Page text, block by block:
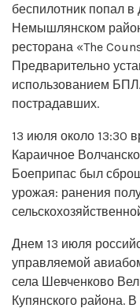
беспилотник попал
Немышлянском
ресторана «The
Предварительно
использованием
пострадавших.
13 июля около 13:30
Караичное
Боеприпас был
урожая: ранения
Днем 13 июля
управляемой
села Шевченково
Купянского района.